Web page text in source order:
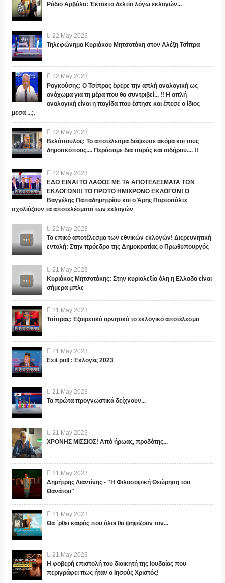
Ράδιο Αρβύλα: Έκτακτο δελτίο λόγω εκλογών...
22 May 2023
Τηλεφώνημα Κυριάκου Μητσοτάκη στον Αλέξη Τσίπρα
22 May 2023
Ραγκούσης: Ο Τσίπρας έφερε την απλή αναλογική ως
ανάχωμα για τη μέρα που θα συντριβεί... !! Η απλή
αναλογική είναι η παγίδα που έστησε και έπεσε ο ίδιος
μεσα ...;.
22 May 2023
Βελόπουλος: Το αποτέλεσμα διέψευσε ακόμα και τους
δημοσκόπους.... Περάσαμε δια πυρός και σιδήρου.... !!
22 May 2023
ΕΔΩ ΕΙΝΑΙ ΤΟ ΛΑΘΟΣ ΜΕ ΤΑ ΑΠΟΤΕΛΕΣΜΑΤΑ ΤΩΝ
ΕΚΛΟΓΩΝ!!! ΤΟ ΠΡΩΤΟ ΗΜΙΧΡΟΝΟ ΕΚΛΟΓΩΝ! Ο
Βαγγέλης Παπαδημητρίου και ο Άρης Πορτοσάλτε
σχολιάζουν τα αποτελέσματα των εκλογών
22 May 2023
Το επικό αποτέλεσμα των εθνικών εκλογών! Διερευνητική
εντολή: Στην πρόεδρο της Δημοκρατίας ο Πρωθυπουργός
21 May 2023
Κυριάκος Μητσοτάκης: Στην κυριολεξία όλη η Ελλαδα είναι
σήμερα μπλε
21 May 2023
Τσίπρας: Εξαιρετικά αρνητικό το εκλογικό αποτέλεσμα
21 May 2023
Exit poll : Εκλογές 2023
21 May 2023
Τα πρώτα προγνωστικά δείχνουν...
21 May 2023
ΧΡΟΝΗΣ ΜΙΣΣΙΟΣ! Από ήρωας, προδότης...
21 May 2023
Δημήτρης Λιαντίνης - "Η Φιλοσοφική Θεώρηση του
Θανάτου"
21 May 2023
Θα ΄ρθει καιρός που όλοι θα ψηφίζουν τον...
21 May 2023
Η φοβερή επιστολή του διοικητή της Ιουδαίας που
περιγράφει πως ήταν ο Ιησούς Χριστός!